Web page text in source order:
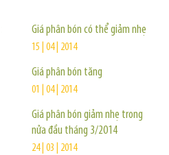
Giá phân bón có thể giảm nhẹ
15 | 04 | 2014
Giá phân bón tăng
01 | 04 | 2014
Giá phân bón giảm nhẹ trong
nửa đầu tháng 3/2014
24 | 03 | 2014